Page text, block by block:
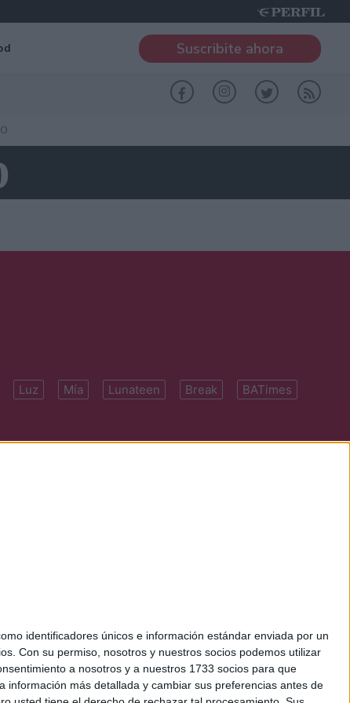
identificadores únicos e información estándar enviada por un
Con su permiso, nosotros y nuestros socios podemos utilizar
a nosotros y a nuestros 1733 socios para que
más detallada y cambiar sus preferencias antes de
Suscribite ahora
Luz Mía Lunateen Break BATimes